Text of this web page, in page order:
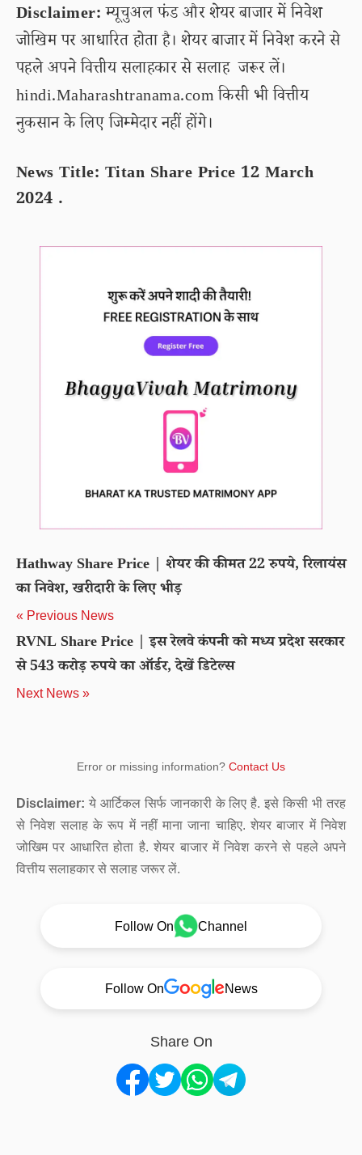
Disclaimer:म्यूचुअल फंड और शेयर बाजार में निवेश
जोखिम पर आधारित होता है। शेयर बाजार में निवेश करने से
पहले अपने वित्तीय सलाहकार से सलाह जरूर लें।
hindi.Maharashtranama.com किसी भी वित्तीय
नुकसान के लिए जिम्मेदार नहीं होंगे।
News Title: Titan Share Price 12 March
2024 .
Hathway Share Price | शेयर की कीमत 22 रुपये, रिलायंस
का निवेश, खरीदारी के लिए भीड़
« Previous News
RVNL Share Price | इस रेलवे कंपनी को मध्य प्रदेश सरकार
से 543 करोड़ रुपये का ऑर्डर, देखें डिटेल्स
Next News »
Error or missing information? Contact Us
Disclaimer: ये आर्टिकल सिर्फ जानकारी के लिए है. इसे किसी भी तरह
से निवेश सलाह के रूप में नहीं माना जाना चाहिए. शेयर बाजार में निवेश
जोखिम पर आधारित होता है. शेयर बाजार में निवेश करने से पहले अपने
वित्तीय सलाहकार से सलाह जरूर लें.
Follow On Channel
Follow On News
Share On